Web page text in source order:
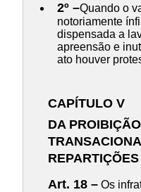
2º –Quando o
notoriamente
dispensada a
apreensão e
ato houver
CAPÍTULO V
DA
Art. 18 – Os